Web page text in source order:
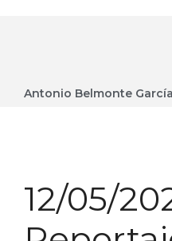
Antonio Belmonte
12/05/